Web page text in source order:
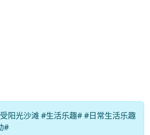
阳光沙滩 #生活乐趣# #日常生活乐趣
#